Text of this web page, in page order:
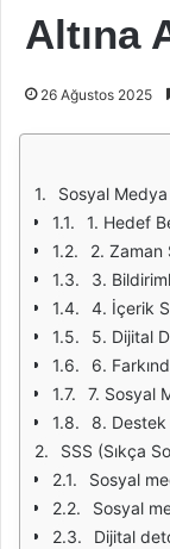
Altına
26 Ağustos 2025
Sosyal Medya
1. Hedef
2. Zaman
3.
4. İçerik
5. Dijital
6.
7. Sosyal
8. Destek
SSS (Sıkça
Sosyal
Sosyal medya
Dijital